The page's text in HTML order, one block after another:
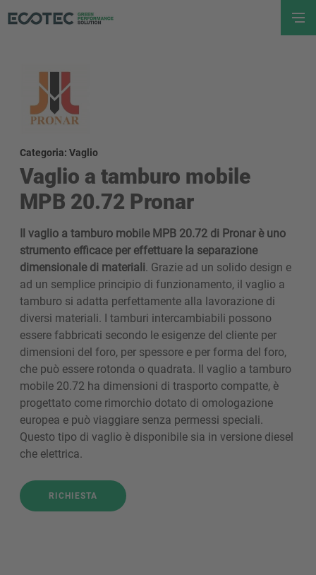
Categoria: Vaglio
Vaglio a tamburo mobile
MPB 20.72 Pronar
Il vaglio a tamburo mobile MPB 20.72 di Pronar è uno
strumento efficace per effettuare la separazione
dimensionale di materiali. Grazie ad un solido design e
ad un semplice principio di funzionamento, il vaglio a
tamburo si adatta perfettamente alla lavorazione di
diversi materiali. I tamburi intercambiabili possono
essere fabbricati secondo le esigenze del cliente per
dimensioni del foro, per spessore e per forma del foro,
che può essere rotonda o quadrata. Il vaglio a tamburo
mobile 20.72 ha dimensioni di trasporto compatte, è
progettato come rimorchio dotato di omologazione
europea e può viaggiare senza permessi speciali.
Questo tipo di vaglio è disponibile sia in versione diesel
che elettrica.
RICHIESTA